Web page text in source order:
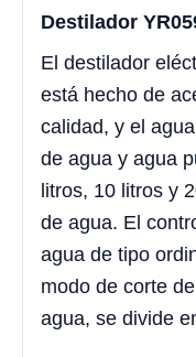
Destilador
El destilador
está hecho de
calidad, y el
de agua y agua
litros, 10 litros y
de agua. El
agua de tipo
modo de corte
agua, se divide